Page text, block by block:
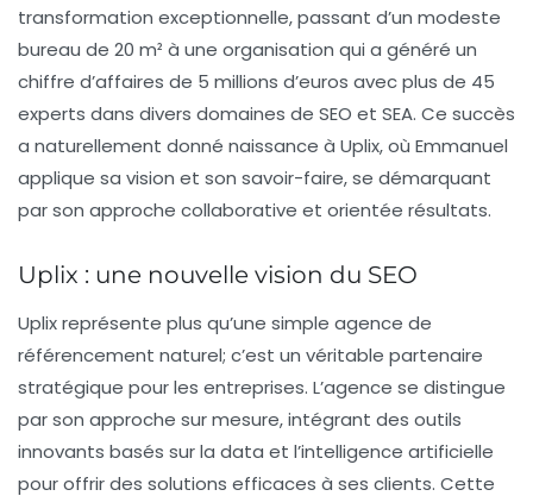
transformation exceptionnelle, passant d’un modeste
bureau de 20 m² à une organisation qui a généré un
chiffre d’affaires de 5 millions d’euros avec plus de 45
experts dans divers domaines de SEO et SEA. Ce succès
a naturellement donné naissance à Uplix, où Emmanuel
applique sa vision et son savoir-faire, se démarquant
par son approche collaborative et orientée résultats.
Uplix : une nouvelle vision du SEO
Uplix représente plus qu’une simple agence de
référencement naturel; c’est un véritable partenaire
stratégique pour les entreprises. L’agence se distingue
par son approche sur mesure, intégrant des outils
innovants basés sur la data et l’intelligence artificielle
pour offrir des solutions efficaces à ses clients. Cette